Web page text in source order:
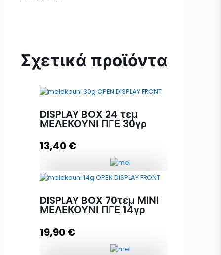
Σχετικά προϊόντα
DISPLAY BOX 24 τεμ
ΜΕΛΕΚΟΥΝΙ ΠΓΕ 30γρ
13,40€
ΠΓΕ 30γρ ποσότητα
Προσθήκη στο καλάθι
DISPLAY BOX 70τεμ ΜΙΝΙ
ΜΕΛΕΚΟΥΝΙ ΠΓΕ 14γρ
19,90€